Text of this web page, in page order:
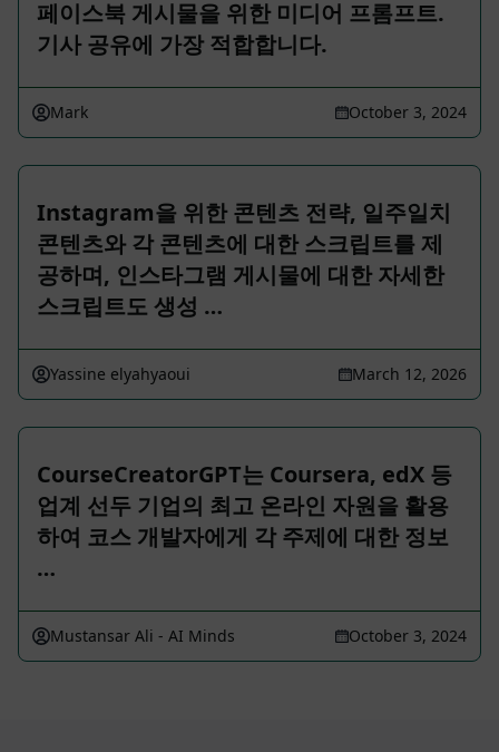
페이스북 게시물을 위한 미디어 프롬프트.
기사 공유에 가장 적합합니다.
Mark October 3, 2024
Instagram을 위한 콘텐츠 전략, 일주일치
콘텐츠와 각 콘텐츠에 대한 스크립트를 제
공하며, 인스타그램 게시물에 대한 자세한
스크립트도 생성 …
Yassine elyahyaoui March 12, 2026
CourseCreatorGPT는 Coursera, edX 등
업계 선두 기업의 최고 온라인 자원을 활용
하여 코스 개발자에게 각 주제에 대한 정보
…
Mustansar Ali - AI Minds October 3, 2024